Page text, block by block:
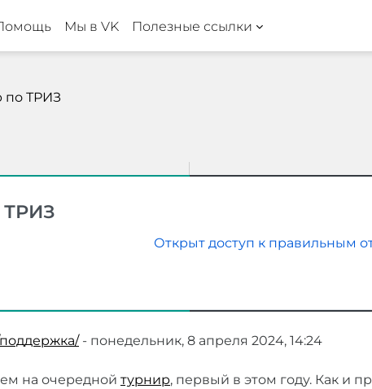
Мы в VK Полезные ссылки
по ТРИЗ
ТРИЗ
Открыт доступ к правильным
- понедельник, 8 апреля 2024, 14:24
на очередной турнир, первый в этом году. Как и